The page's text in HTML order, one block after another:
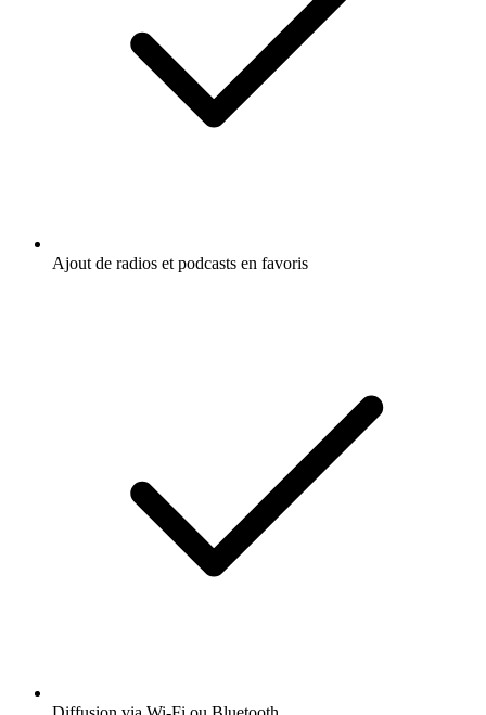
Ajout de radios et podcasts en favoris